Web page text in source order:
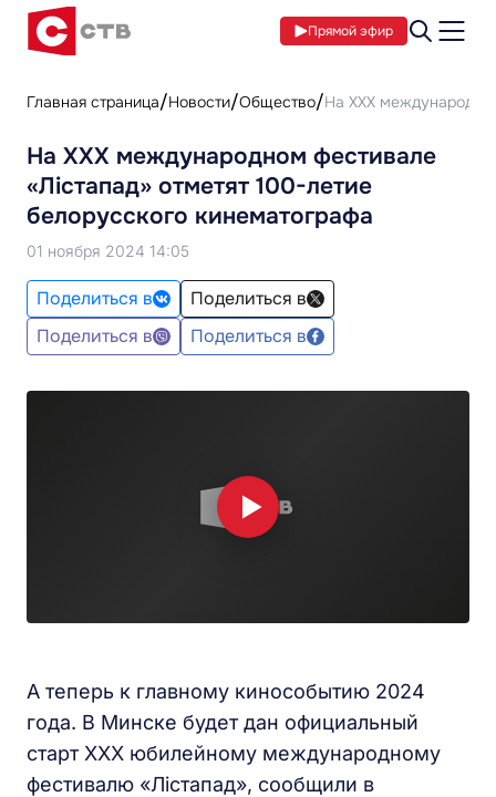
Прямой эфир
Главная страница Новости Общество На ХХХ
На ХХХ международном фестивале
«Лістапад» отметят 100-летие
белорусского кинематографа
01 ноября 2024 14:05
Поделиться в
Поделиться в
Поделиться в
Поделиться в
А теперь к главному кинособытию 2024
года. В Минске будет дан официальный
старт ХХХ юбилейному международному
фестивалю «Лістапад», сообщили в